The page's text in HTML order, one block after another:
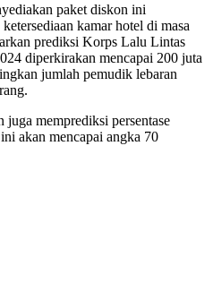
paket diskon ini
kamar hotel di masa
prediksi Korps Lalu Lintas
diperkirakan mencapai 200 juta
jumlah pemudik lebaran
memprediksi persentase
akan mencapai angka 70